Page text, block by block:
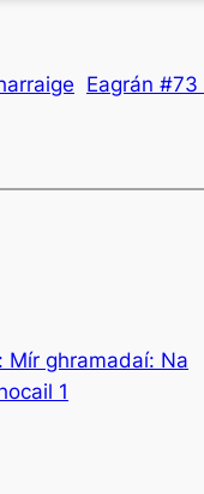
Eagrán
Mír ghramadaí: Na
1